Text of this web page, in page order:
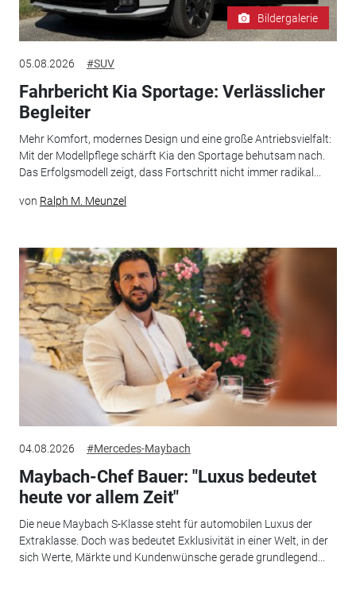
Bildergalerie
05.08.2026 #SUV
Fahrbericht Kia Sportage: Verlässlicher
Begleiter
Mehr Komfort, modernes Design und eine große Antriebsvielfalt:
Mit der Modellpflege schärft Kia den Sportage behutsam nach.
Das Erfolgsmodell zeigt, dass Fortschritt nicht immer radikal...
von Ralph M. Meunzel
04.08.2026 #Mercedes-Maybach
Maybach-Chef Bauer: "Luxus bedeutet
heute vor allem Zeit"
Die neue Maybach S-Klasse steht für automobilen Luxus der
Extraklasse. Doch was bedeutet Exklusivität in einer Welt, in der
sich Werte, Märkte und Kundenwünsche gerade grundlegend...